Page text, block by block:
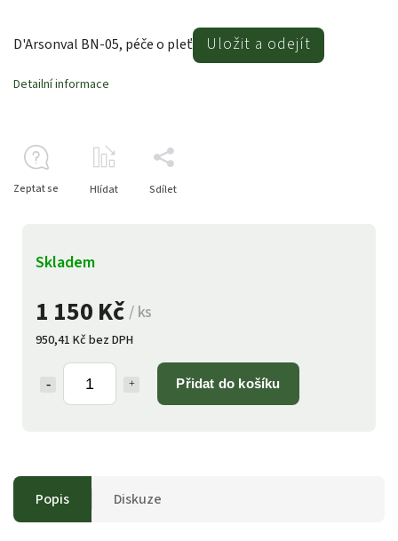
1 150 Kč/ ks
950,41 Kč bez DPH
Přidat do košíku
Skladem
D'Arsonval BN-05, péče o pleť Uložit a odejít
Detailní informace
Zeptat se Hlídat Sdílet
Popis Diskuze